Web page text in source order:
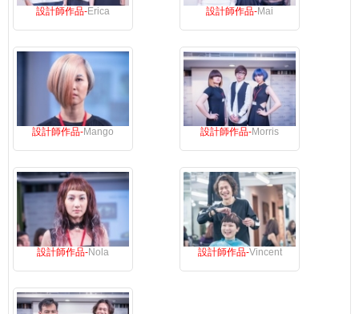
設計師作品-Erica 設計師作品-Mai
設計師作品-Mango 設計師作品-Morris
設計師作品-Nola 設計師作品-Vincent